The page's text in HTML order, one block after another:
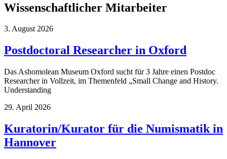
Wissenschaftlicher Mitarbeiter
3. August 2026
Postdoctoral Researcher in Oxford
Das Ashomolean Museum Oxford sucht für 3 Jahre einen Postdoc
Researcher in Vollzeit, im Themenfeld „Small Change and History.
Understanding
29. April 2026
Kuratorin/Kurator für die Numismatik in
Hannover